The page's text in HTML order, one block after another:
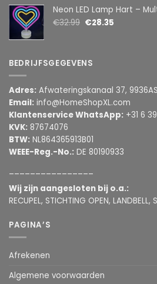
Neon LED Lamp Hart – Multicolor – USB & Batterij –
€32.99 €28.35
BEDRIJFSGEGEVENS
Adres: Afwateringskanaal 37,
Email: info@HomeShopXL.com
Klantenservice WhatsApp: +31 6
KVK: 87674076
BTW: NL864365913B01
WEEE-Reg.-No.: DE 80190933
Wij zijn aangesloten bij o.a.:
RECUPEL, STICHTING OPEN, LANDBELL,
PAGINA’S
Afrekenen
Algemene voorwaarden